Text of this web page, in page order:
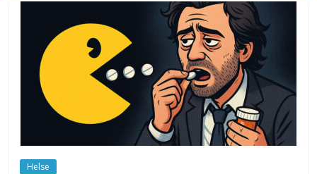
Drone stopper flytrafikken i Stockholm,
ekspert mistenker MDG
november 6, 2025 No Comments
Norge innfører nullvisjon for nedbør
juni 23, 2026 No Comments
Helse